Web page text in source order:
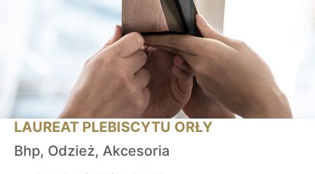
LAUREAT PLEBISCYTU ORŁY
Bhp, Odzież, Akcesoria